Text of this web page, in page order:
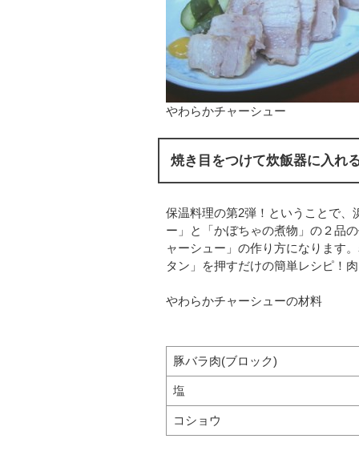
やわらかチャーシュー
焼き目をつけて炊飯器に入れ
保温料理の第2弾！ということで
ー」と「かぼちゃの煮物」の２品
ャーシュー」の作り方になります
タン」を押すだけの簡単レシピ！
やわらかチャーシューの材料
豚バラ肉(ブロック)
塩
コショウ